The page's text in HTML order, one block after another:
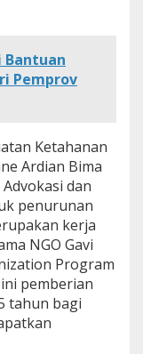
Bantuan
Pemprov
Ketahanan
Ardian Bima
dan
penurunan
kerja
NGO Gavi
Program
pemberian
tahun bagi